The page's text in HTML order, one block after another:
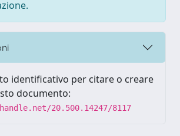
identificativo per citare o creare
documento:
20.500.14247/8117